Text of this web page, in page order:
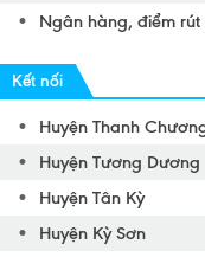
Ngân hàng, điểm rút
Kết nối
Huyện Thanh
Huyện Tương Dương
Huyện Tân Kỳ
Huyện Kỳ Sơn